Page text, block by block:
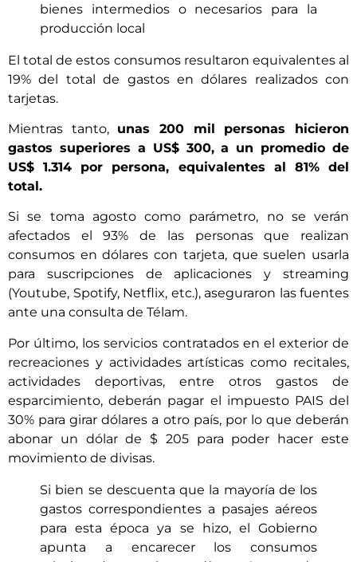
bienes intermedios o necesarios para la
producción local
El total de estos consumos resultaron equivalentes al
19% del total de gastos en dólares realizados con
tarjetas.
Mientras tanto, unas 200 mil personas hicieron
gastos superiores a US$ 300, a un promedio de
US$ 1.314 por persona, equivalentes al 81% del
total.
Si se toma agosto como parámetro, no se verán
afectados el 93% de las personas que realizan
consumos en dólares con tarjeta, que suelen usarla
para suscripciones de aplicaciones y streaming
(Youtube, Spotify, Netflix, etc.), aseguraron las fuentes
ante una consulta de Télam.
Por último, los servicios contratados en el exterior de
recreaciones y actividades artísticas como recitales,
actividades deportivas, entre otros gastos de
esparcimiento, deberán pagar el impuesto PAIS del
30% para girar dólares a otro país, por lo que deberán
abonar un dólar de $ 205 para poder hacer este
movimiento de divisas.
Si bien se descuenta que la mayoría de los
gastos correspondientes a pasajes aéreos
para esta época ya se hizo, el Gobierno
apunta a encarecer los consumos